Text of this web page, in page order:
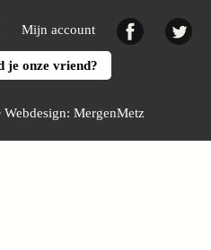
Mijn account Facebook
je onze vriend?
MergenMetz